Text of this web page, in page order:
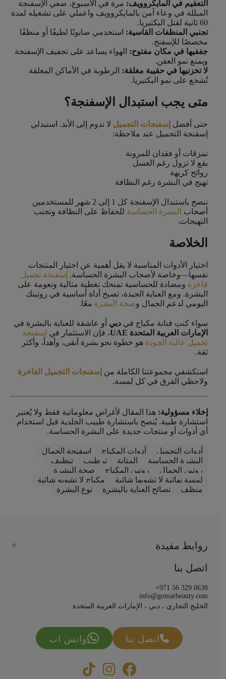
التعقيم في المايكروويف: مرة في الأسبوع، ضعي الإسفنجة
المبللة في وعاء آمن بالمايكروويف واعملي على تشغيله لمدة
60 ثانية لقتل البكتيريا.
تجنبي المنظفات القاسية: استخدمي صابونًا لطيفًا أو منظفًا
مخصصًا للإسفنج.
جففيها في مكان مفتوح: الهواء يساعد على تجفيف الإسفنجة
ويمنع نمو العفن.
لا تخزنيها في حقيبة مغلقة: الرطوبة في الأماكن المغلقة
تُشجع على نمو البكتيريا.
متى يجب استبدال الإسفنجة؟
حتى أفضل إسفنجات التجميل لا تدوم إلى الأبد. استبدلي
إسفنجة التجميل عند ملاحظة:
تمزقات أو فقدان للمرونة
بقع لا تزول رغم الغسل
روائح كريهة
تهيج في البشرة رغم النظافة
ننصح باستبدال الإسفنجة كل 1 إلى 2 شهر للمستخدمين
أصحاب البشرة الحساسة للحفاظ على النظافة وتجنب
التهيجات.
الخلاصة
اختيار الأدوات المناسبة لا يقل أهمية عن اختيار المنتجات
نفسها—وخاصة لأصحاب البشرة الحساسة. إسفنجة تجميل
فاخرة ومضادة للحساسية تمنحك تغطية مثالية ونعومة على
البشرة. ومع العناية الجيدة، تصبح أداة أساسية في روتينك
اليومي لدعم الجمال وصحة البشرة معًا.
سواء كنتِ فنانة مكياج في دبي أو عاشقة للعناية بالبشرة في
الإمارات العربية المتحدة UAE
، فإن الاستثمار في إسفنجة
تجميل عالية الجودة هو خطوة نحو بشرة أنقى، وأهدأ، وأكثر
ثقة.
استكشفي مجموعتنا الكاملة من إسفنجات التجميل الفاخرة
ولاحظي الفرق في كل لمسة.
إخلاء مسؤولية: هذا المقال لأغراض معلوماتية فقط ولا يُعتبر
استشارة طبية. يُنصح باستشارة طبيب الجلدية قبل استخدام
أي أدوات أو منتجات جديدة على البشرة الحساسة.
أدوات التجميل أدوات المكياج
اسفنجة الجمال
البشرة الحساسة
المتانة ترطيب
تنظيف
روتين الجمال
روتين المكياج
صحة البشرة
لمسة نهائية لا تشوبها شائبة
مكياج لا تشوبه شائبة
منظف
نصائح العناية بالبشرة نوع البشرة
روابط مفيدة
اتصل بنا
+971 56 329 0638
info@gomarbeauty.com
الخليج التجاري ، دبي ، الإمارات العربية المتحدة
اتصل بنا واتس اب